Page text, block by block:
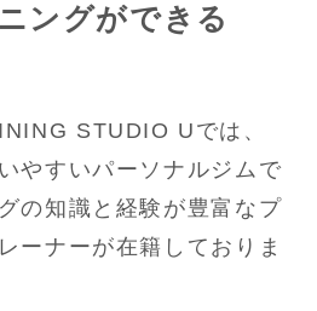
ングができる
STUDIO Uでは、
やすいパーソナルジムで
の知識と経験が豊富なプ
ーナーが在籍しておりま